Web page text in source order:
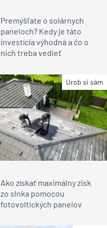
Premýšľate o solárnych
paneloch? Kedy je táto
investícia výhodná a čo o
nich treba vedieť
Urob si sám
Ako získať maximálny zisk
zo slnka pomocou
fotovoltických panelov